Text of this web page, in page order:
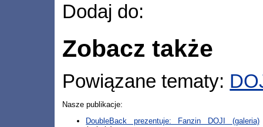
Dodaj do:
Zobacz także
Powiązane tematy:
Nasze publikacje:
DoubleBack prezentuje: Fanzin DOJI (galeria)